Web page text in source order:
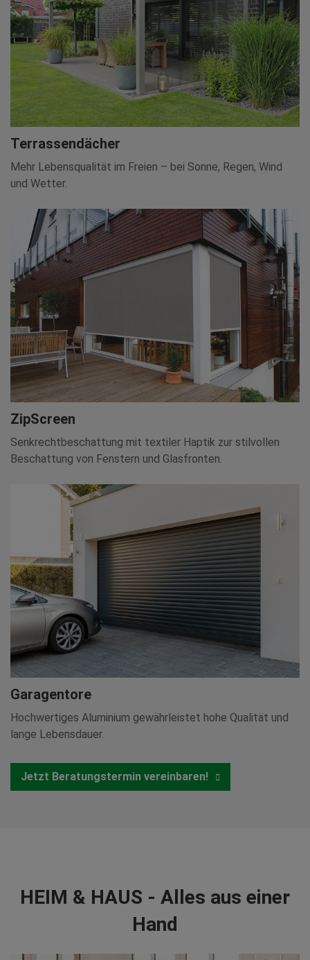
Terrassendächer
Mehr Lebensqualität im Freien – bei Sonne, Regen, Wind
und Wetter.
ZipScreen
Senkrechtbeschattung mit textiler Haptik zur stilvollen
Beschattung von Fenstern und Glasfronten.
Garagentore
Hochwertiges Aluminium gewährleistet hohe Qualität und
lange Lebensdauer.
Jetzt Beratungstermin vereinbaren!
HEIM & HAUS - Alles aus einer
Hand